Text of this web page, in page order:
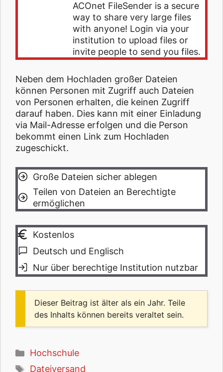
ACOnet FileSender is a secure
way to share very large files
with anyone! Login via your
institution to upload files or
invite people to send you files.
Neben dem Hochladen großer Dateien
können Personen mit Zugriff auch Dateien
von Personen erhalten, die keinen Zugriff
darauf haben. Dies kann mit einer Einladung
via Mail-Adresse erfolgen und die Person
bekommt einen Link zum Hochladen
zugeschickt.
Große Dateien sicher ablegen
Teilen von Dateien an Berechtigte
ermöglichen
Kostenlos
Deutsch und Englisch
Nur über berechtige Institution nutzbar
Dieser Beitrag ist älter als ein Jahr. Teile
des Inhalts können bereits veraltet sein.
Kategorien
Hochschule
Schlagwörter
Dateiversand